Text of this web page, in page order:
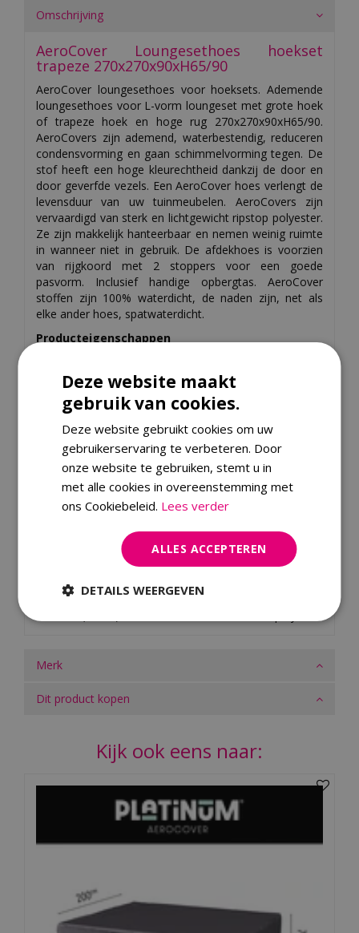
Omschrijving
AeroCover Loungesethoes hoekset
trapeze 270x270x90xH65/90
AeroCover loungesethoes voor hoeksets. Ademende
loungesethoes voor L-vorm loungeset met grote hoek
of trapeze hoek en hoge rug 270x270x90xH65/90.
AeroCovers zijn ademend, waterbestendig, reduceren
condensvorming en gaan schimmelvorming tegen. De
stof heeft een hoge kleurechtheid dankzij de door en
door geverfde vezels. Een AeroCover hoes verlengt de
levensduur van uw tuinmeubelen. AeroCovers zijn
vervaardigd van sterk en lichtgewicht ripstop polyester.
Ze zijn makkelijk hanteerbaar en nemen weinig ruimte
in wanneer niet in gebruik. De afdekhoes is voorzien
van rijgkoord met 2 stoppers voor een goede
pasvorm. Inclusief handige opbergtas. AeroCover
stoffen zijn 100% waterdicht, de naden zijn, net als
elke ander hoes, spatwaterdicht.
Producteigenschappen
Afmeting: 270 x 270 x 65/90 cm
Materiaal: Ripstop polyester met ademend
AeroCover membraan
Specificaties
Aerocover
Colour Family
Merk
Dit product kopen
Kijk ook eens naar:
Deze website maakt
gebruik van cookies.
Deze website gebruikt cookies om uw
gebruikerservaring te verbeteren. Door
onze website te gebruiken, stemt u in
met alle cookies in overeenstemming met
ons Cookiebeleid. Lees verder
ALLES ACCEPTEREN
DETAILS WEERGEVEN